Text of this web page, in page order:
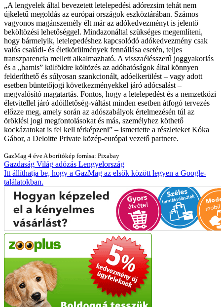
A lengyelek által bevezetett letelepedési adórezsim tehát nem
újkeletű megoldás az európai országok eszköztárában. Számos
vagyonos magánszemély élt már az adókedvezményt is jelentő
beköltözési lehetőséggel. Mindazonáltal szükséges megemlíteni,
hogy bármelyik, letelepedéshez kapcsolódó adókedvezmény csak
valós családi- és életkörülmények fennállása esetén, teljes
transzparencia mellett alkalmazható. A visszaélésszerű joggyakorlás
és a „hamis” külföldre költözés az adóhatóságok által könnyen
felderíthető és súlyosan szankcionált, adóelkerülést – vagy adott
esetben büntetőjogi következményekkel járó adócsalást –
megvalósító magatartás. Fontos, hogy a letelepedést és a nemzetközi
életvitellel járó adóilletőség-váltást minden esetben átfogó tervezés
előzze meg, amely során az adószabályok értelmezésén túl az
öröklési jogi megfontolásokat és más, személyhez köthető
kockázatokat is fel kell térképzeni
– ismertette a részleteket Kóka
Gábor, a Deloitte Private közép-európai vezető partnere.
GazMag 4 éve A borítókép forrása: Pixabay
Gazdaság Világ adózás Lengyelország
Itt állíthatja be, hogy a GazMag az elsők között legyen a Google-
találatokban.